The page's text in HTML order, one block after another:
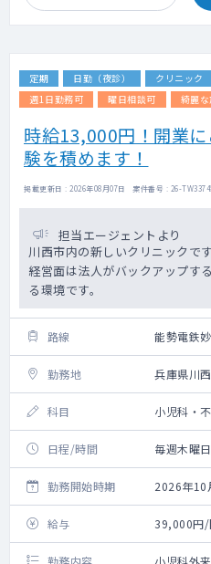
定期 日勤（夜診） クリニック
週1日勤務可
曜日相談可 綺麗
時給13,000円！開業
験を積めます！
掲載更新日 : 2026年08月07日 案件番号 : 26-
担当エージェントより
川西市内の新しいクリニックです
経営面は法人がバックアップす
る環境です。
路線 能勢電鉄
勤務地 兵庫県川
科目 小児科・
日程/時間 毎週木曜
勤務開始時期 2026年10
給与 39,000円/
勤務内容 小児科外